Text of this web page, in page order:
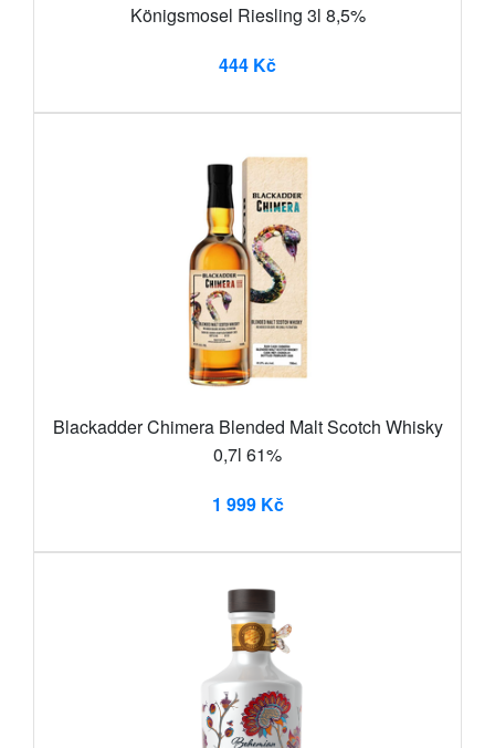
Königsmosel Riesling 3l 8,5%
444 Kč
Blackadder Chimera Blended Malt Scotch Whisky
0,7l 61%
1 999 Kč